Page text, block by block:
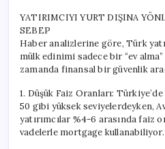
YATIRIMCIYI YURT DIŞINA
SEBEP
Haber analizlerine göre, Türk
mülk edinimi sadece bir “ev
zamanda finansal bir güvenlik
1. Düşük Faiz Oranları:
50 gibi yüksek seviyelerdeyken,
yatırımcılar %4-6 arasında faiz
vadelerle mortgage kullanabiliyor.